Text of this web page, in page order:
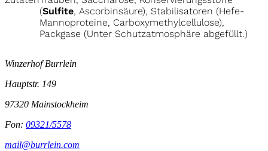
(Sulfite, Ascorbinsäure), Stabilisatoren (Hefe-
Mannoproteine, Carboxymethylcellulose),
Packgase (Unter Schutzatmosphäre abgefüllt.)
Winzerhof Burrlein
Hauptstr. 149
97320 Mainstockheim
Fon: 09321/5578
mail@burrlein.com